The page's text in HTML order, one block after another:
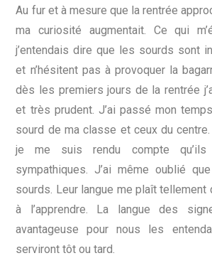
Au fur et à mesure que la rentrée
ma curiosité augmentait. Ce qui
j’entendais dire que les sourds sont
et n’hésitent pas à provoquer la
dès les premiers jours de la rentrée
et très prudent. J’ai passé mon
sourd de ma classe et ceux du
je me suis rendu compte
sympathiques. J’ai même oublié
sourds. Leur langue me plaît tellement
à l’apprendre. La langue des
avantageuse pour nous les
serviront tôt ou tard.